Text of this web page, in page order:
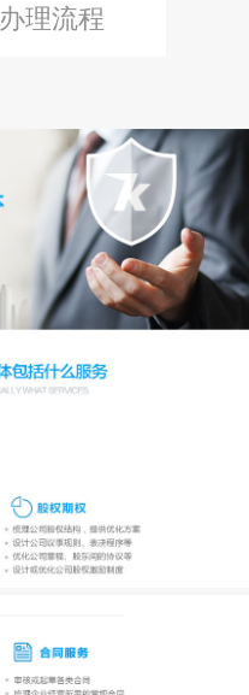
办理流程